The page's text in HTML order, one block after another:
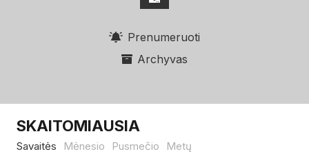
Prenumeruoti
Archyvas
SKAITOMIAUSIA
Savaitės Mėnesio Pusmečio Metų